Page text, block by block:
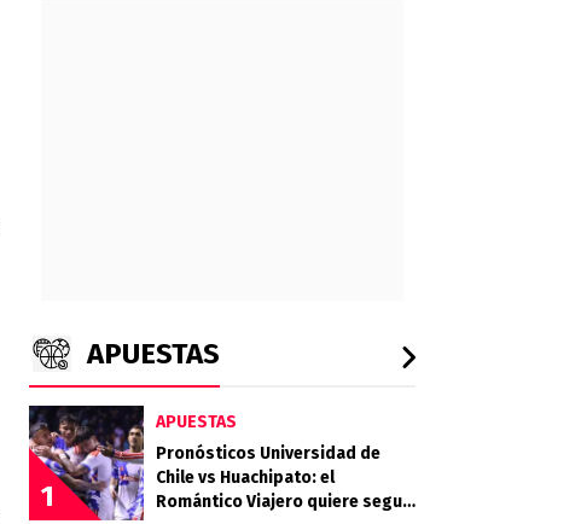
APUESTAS
1
APUESTAS
Pronósticos Universidad de
Chile vs Huachipato: el
Romántico Viajero quiere seguir